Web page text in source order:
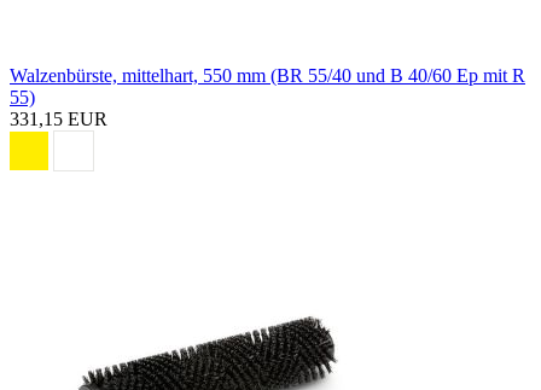
Walzenbürste, mittelhart, 550 mm (BR 55/40 und B 40/60 Ep mit R
55)
331,15 EUR